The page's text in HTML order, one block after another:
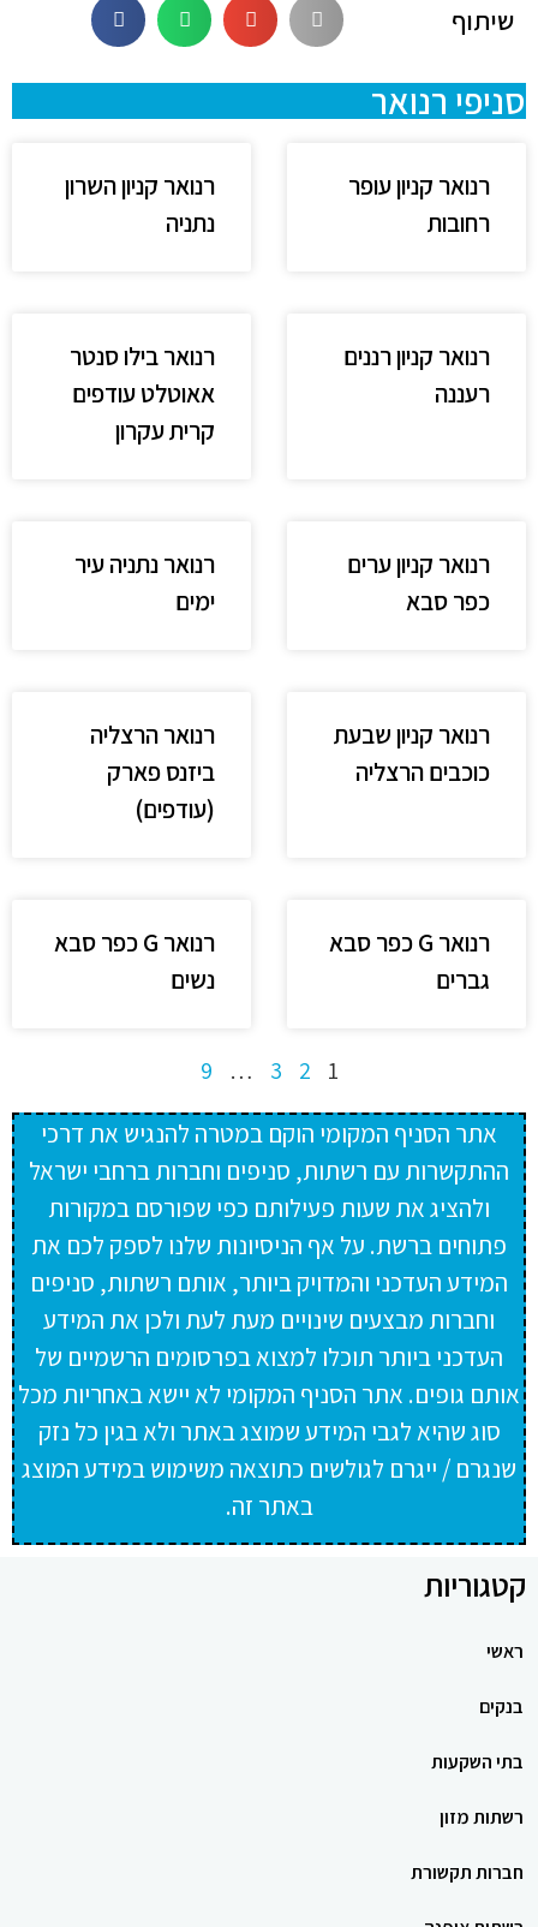
שיתוף
סניפי רנואר
רנואר קניון עופר
רחובות
רנואר קניון השרון
נתניה
רנואר קניון רננים
רעננה
רנואר בילו סנטר
אאוטלט עודפים
קרית עקרון
רנואר קניון ערים
כפר סבא
רנואר נתניה עיר
ימים
רנואר קניון שבעת
כוכבים הרצליה
רנואר הרצליה
ביזנס פארק
(עודפים)
רנואר G כפר סבא
גברים
רנואר G כפר סבא
נשים
1
2
3
…
9
אתר הסניף המקומי הוקם במטרה להנגיש את דרכי
ההתקשרות עם רשתות, סניפים וחברות ברחבי ישראל
ולהציג את שעות פעילותם כפי שפורסם במקורות
פתוחים ברשת. על אף הניסיונות שלנו לספק לכם את
המידע העדכני והמדויק ביותר, אותם רשתות, סניפים
וחברות מבצעים שינויים מעת לעת ולכן את המידע
העדכני ביותר תוכלו למצוא בפרסומים הרשמיים של
אותם גופים. אתר הסניף המקומי לא יישא באחריות מכל
סוג שהיא לגבי המידע שמוצג באתר ולא בגין כל נזק
שנגרם / ייגרם לגולשים כתוצאה משימוש במידע המוצג
באתר זה.
קטגוריות
ראשי
בנקים
בתי השקעות
רשתות מזון
חברות תקשורת